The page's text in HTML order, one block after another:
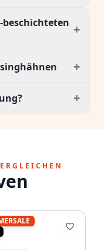
beschichteten +
+
+